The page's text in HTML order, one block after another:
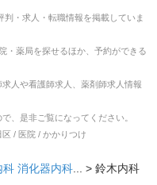
判・求人・転職情報を掲載していま
・薬局を探せるほか、予約ができる
人や看護師求人、薬剤師求人情報
、是非ご覧になってください。
/ 医院 / かかりつけ
科 消化器内科 ... > 鈴木内科